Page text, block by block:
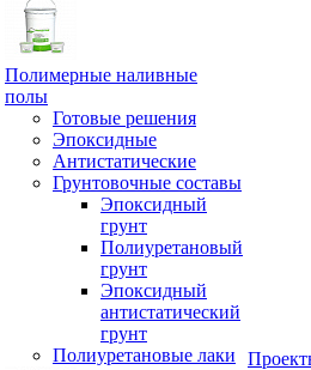
Полимерные наливные
полы
Готовые решения
Эпоксидные
Антистатические
Грунтовочные составы
Эпоксидный
грунт
Полиуретановый
грунт
Эпоксидный
антистатический
грунт
Полиуретановые лаки